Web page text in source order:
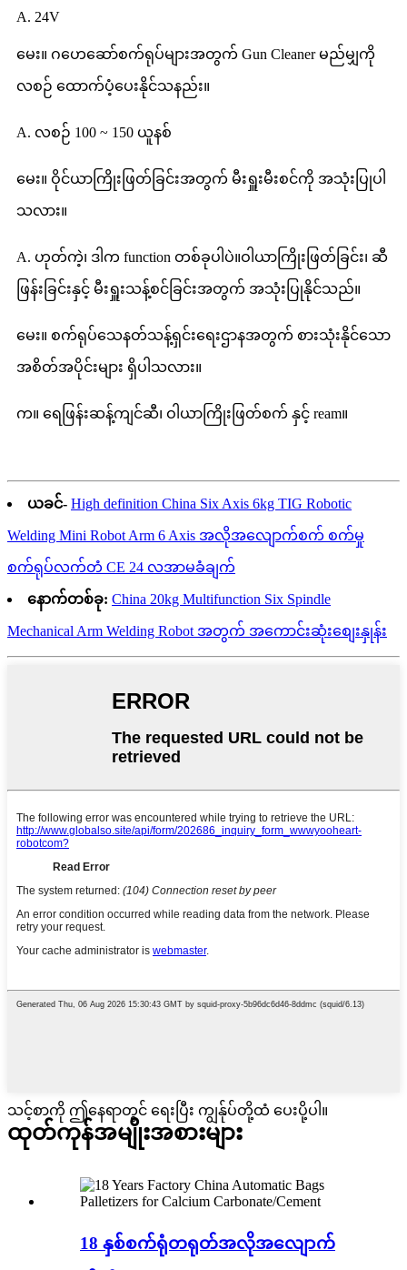
A. 24V
မေး။ ဂဟေဆော်စက်ရုပ်များအတွက် Gun Cleaner မည်မျှကို
လစဉ် ထောက်ပံ့ပေးနိုင်သနည်း။
A. လစဉ် 100 ~ 150 ယူနစ်
မေး။ ဝိုင်ယာကြိုးဖြတ်ခြင်းအတွက် မီးရှူးမီးစင်ကို အသုံးပြုပါ
သလား။
A. ဟုတ်ကဲ့၊ ဒါက function တစ်ခုပါပဲ။ဝါယာကြိုးဖြတ်ခြင်း၊ ဆီ
ဖြန်းခြင်းနှင့် မီးရှူးသန့်စင်ခြင်းအတွက် အသုံးပြုနိုင်သည်။
မေး။ စက်ရုပ်သေနတ်သန့်ရှင်းရေးဌာနအတွက် စားသုံးနိုင်သော
အစိတ်အပိုင်းများ ရှိပါသလား။
က။ ရေဖြန်းဆန့်ကျင်ဆီ၊ ဝါယာကြိုးဖြတ်စက် နှင့် ream။
ယခင်- High definition China Six Axis 6kg TIG Robotic
Welding Mini Robot Arm 6 Axis အလိုအလျောက်စက် စက်မှု
စက်ရုပ်လက်တံ CE 24 လအာမခံချက်
နောက်တစ်ခု: China 20kg Multifunction Six Spindle
Mechanical Arm Welding Robot အတွက် အကောင်းဆုံးစျေးနှုန်း
သင့်စာကို ဤနေရာတွင် ရေးပြီး ကျွန်ုပ်တို့ထံ ပေးပို့ပါ။
ထုတ်ကုန်အမျိုးအစားများ
18 နှစ်စက်ရုံတရုတ်အလိုအလျောက်